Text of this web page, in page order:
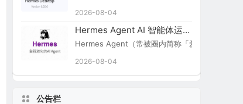
2026-08-04
Hermes Agent AI 智能体运行引擎
Hermes Agent（常被圈内简称「爱马仕 Agent
2026-08-04
公告栏